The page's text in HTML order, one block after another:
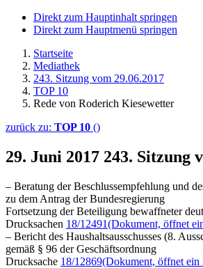
Direkt zum Hauptinhalt springen
Direkt zum Hauptmenü springen
Startseite
Mediathek
243. Sitzung vom 29.06.2017
TOP 10
Rede von Roderich Kiesewetter
zurück zu: TOP 10 ()
29. Juni 2017 243. Sitzung
– Beratung der Beschlussempfehlung und
zu dem Antrag der Bundesregierung
Fortsetzung der Beteiligung bewaffneter
Drucksachen 18/12491(Dokument, öffnet
– Bericht des Haushaltsausschusses (8.
gemäß § 96 der Geschäftsordnung
Drucksache 18/12869(Dokument, öffnet ein